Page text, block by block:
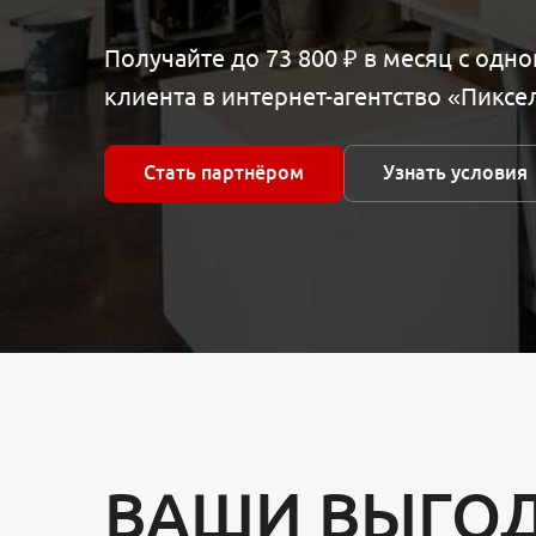
Получайте до 73 800 ₽ в месяц с
клиента в интернет-агентство
Стать партнёром Узнать условия
ВАШИ